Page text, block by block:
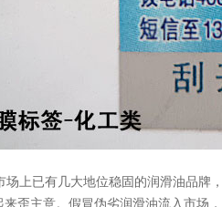
上已有几大地位稳固的润滑油品牌，
来歪主意。假冒伪劣润滑油流入市场